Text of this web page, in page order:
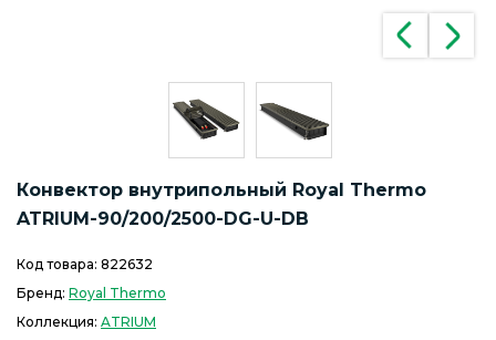
Конвектор внутрипольный Royal Thermo
ATRIUM-90/200/2500-DG-U-DB
Код товара: 822632
Бренд: Royal Thermo
Коллекция: ATRIUM